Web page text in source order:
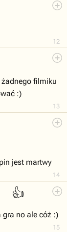
12
13
żadnego filmiku
:)
14
jest martwy
👍
15
gra no ale cóż :)